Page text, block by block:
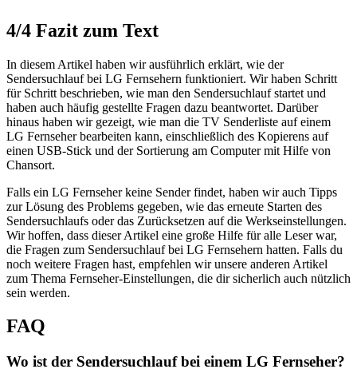
4/4 Fazit zum Text
In diesem Artikel haben wir ausführlich erklärt, wie der
Sendersuchlauf bei LG Fernsehern funktioniert. Wir haben Schritt
für Schritt beschrieben, wie man den Sendersuchlauf startet und
haben auch häufig gestellte Fragen dazu beantwortet. Darüber
hinaus haben wir gezeigt, wie man die TV Senderliste auf einem
LG Fernseher bearbeiten kann, einschließlich des Kopierens auf
einen USB-Stick und der Sortierung am Computer mit Hilfe von
Chansort.
Falls ein LG Fernseher keine Sender findet, haben wir auch Tipps
zur Lösung des Problems gegeben, wie das erneute Starten des
Sendersuchlaufs oder das Zurücksetzen auf die Werkseinstellungen.
Wir hoffen, dass dieser Artikel eine große Hilfe für alle Leser war,
die Fragen zum Sendersuchlauf bei LG Fernsehern hatten. Falls du
noch weitere Fragen hast, empfehlen wir unsere anderen Artikel
zum Thema Fernseher-Einstellungen, die dir sicherlich auch nützlich
sein werden.
FAQ
Wo ist der Sendersuchlauf bei einem LG Fernseher?